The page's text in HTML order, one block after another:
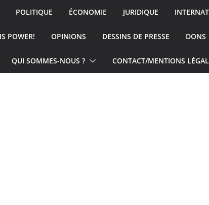
POLITIQUE ÉCONOMIE JURIDIQUE
POWER! OPINIONS DESSINS DE PRESSE DONS
QUI SOMMES-NOUS ? CONTACT/MENTIONS